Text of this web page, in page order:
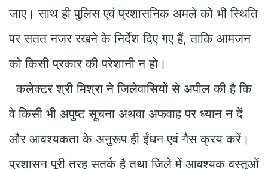
जाए। साथ ही पुलिस एवं प्रशासनिक अमले को भी स्थिति
पर सतत नजर रखने के निर्देश दिए गए हैं, ताकि आमजन
को किसी प्रकार की परेशानी न हो।
कलेक्टर श्री मिश्रा ने जिलेवासियों से अपील की है कि
वे किसी भी अपुष्ट सूचना अथवा अफवाह पर ध्यान न दें
और आवश्यकता के अनुरूप ही ईंधन एवं गैस क्रय करें।
प्रशासन पूरी तरह सतर्क है तथा जिले में आवश्यक वस्तुओं